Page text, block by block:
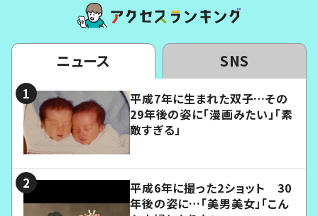
ニュース SNS
平成7年に生まれた双子…その
29年後の姿に「漫画みたい」「素
敵すぎる」
平成6年に撮った2ショット 30
年後の姿に…「美男美女」「こん